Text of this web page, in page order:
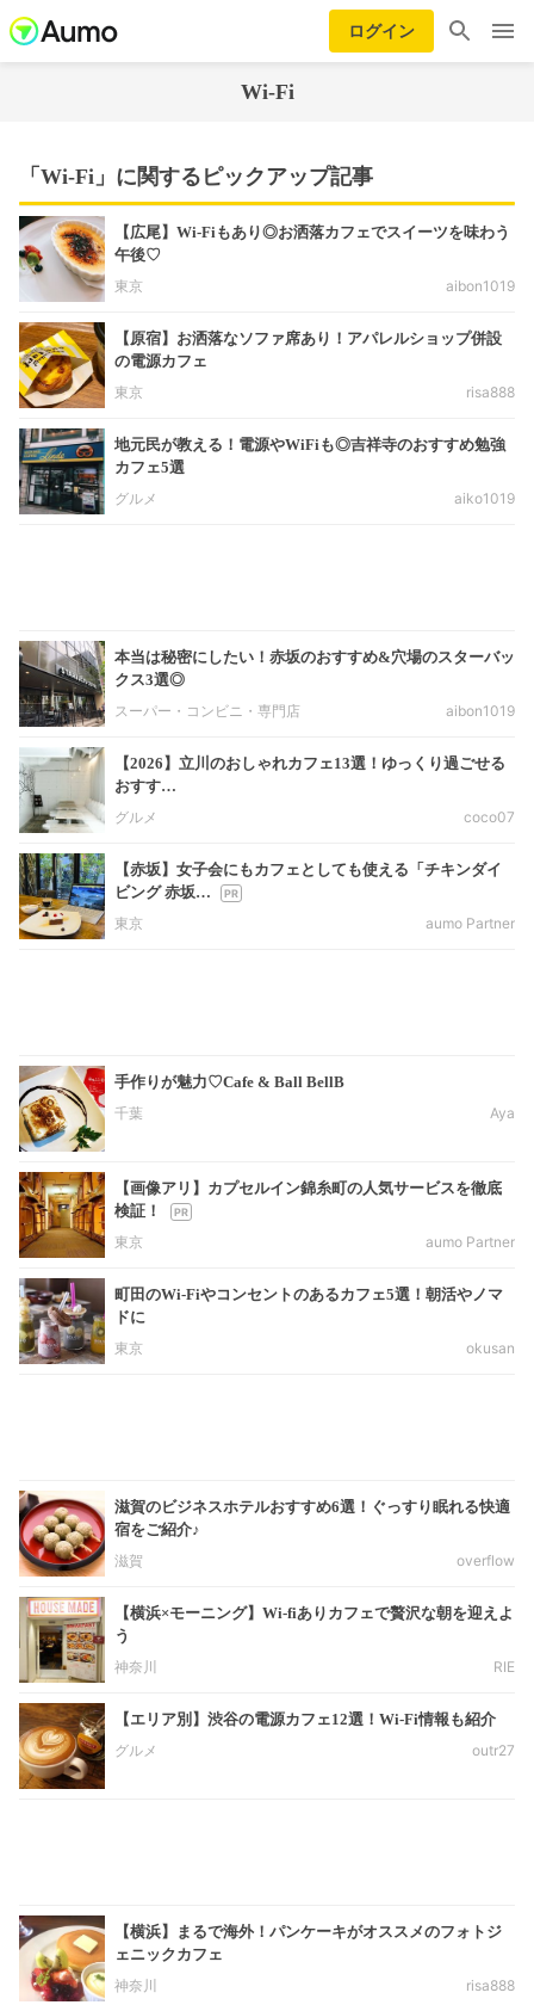
ログイン
Wi-Fi
「Wi-Fi」に関するピックアップ記事
【広尾】Wi-Fiもあり◎お洒落カフェでスイーツを味わう
午後♡
東京
aibon1019
【原宿】お洒落なソファ席あり！アパレルショップ併設
の電源カフェ
東京
risa888
地元民が教える！電源やWiFiも◎吉祥寺のおすすめ勉強
カフェ5選
グルメ
aiko1019
本当は秘密にしたい！赤坂のおすすめ&穴場のスターバッ
クス3選◎
スーパー・コンビニ・専門店
aibon1019
【2026】立川のおしゃれカフェ13選！ゆっくり過ごせる
おすす…
グルメ
coco07
【赤坂】女子会にもカフェとしても使える「チキンダイ
ビング 赤坂…
東京
aumo Partner
手作りが魅力♡Cafe & Ball BellB
千葉
Aya
【画像アリ】カプセルイン錦糸町の人気サービスを徹底
検証！
東京
aumo Partner
町田のWi-Fiやコンセントのあるカフェ5選！朝活やノマ
ドに
東京
okusan
滋賀のビジネスホテルおすすめ6選！ぐっすり眠れる快適
宿をご紹介♪
滋賀
overflow
【横浜×モーニング】Wi-fiありカフェで贅沢な朝を迎えよ
う
神奈川
RIE
【エリア別】渋谷の電源カフェ12選！Wi-Fi情報も紹介
グルメ
outr27
【横浜】まるで海外！パンケーキがオススメのフォトジ
ェニックカフェ
神奈川
risa888